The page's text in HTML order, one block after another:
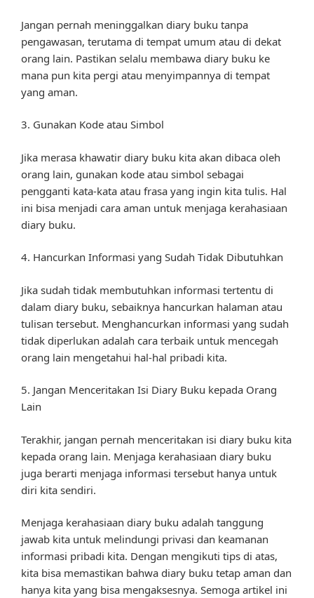
Jangan pernah meninggalkan diary buku tanpa
pengawasan, terutama di tempat umum atau di dekat
orang lain. Pastikan selalu membawa diary buku ke
mana pun kita pergi atau menyimpannya di tempat
yang aman.
3. Gunakan Kode atau Simbol
Jika merasa khawatir diary buku kita akan dibaca oleh
orang lain, gunakan kode atau simbol sebagai
pengganti kata-kata atau frasa yang ingin kita tulis. Hal
ini bisa menjadi cara aman untuk menjaga kerahasiaan
diary buku.
4. Hancurkan Informasi yang Sudah Tidak Dibutuhkan
Jika sudah tidak membutuhkan informasi tertentu di
dalam diary buku, sebaiknya hancurkan halaman atau
tulisan tersebut. Menghancurkan informasi yang sudah
tidak diperlukan adalah cara terbaik untuk mencegah
orang lain mengetahui hal-hal pribadi kita.
5. Jangan Menceritakan Isi Diary Buku kepada Orang
Lain
Terakhir, jangan pernah menceritakan isi diary buku kita
kepada orang lain. Menjaga kerahasiaan diary buku
juga berarti menjaga informasi tersebut hanya untuk
diri kita sendiri.
Menjaga kerahasiaan diary buku adalah tanggung
jawab kita untuk melindungi privasi dan keamanan
informasi pribadi kita. Dengan mengikuti tips di atas,
kita bisa memastikan bahwa diary buku tetap aman dan
hanya kita yang bisa mengaksesnya. Semoga artikel ini